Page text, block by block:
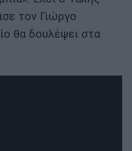
τον Γιώργο
θα δουλέψει στα